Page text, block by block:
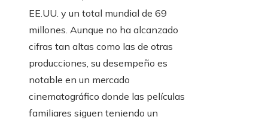
EE.UU. y un total mundial de 69
millones. Aunque no ha alcanzado
cifras tan altas como las de otras
producciones, su desempeño es
notable en un mercado
cinematográfico donde las películas
familiares siguen teniendo un